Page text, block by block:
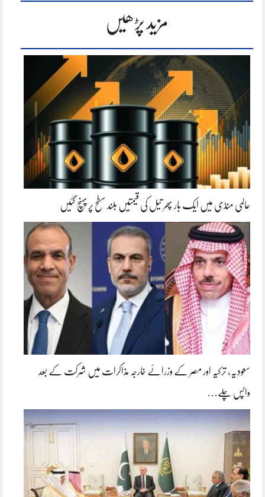
مزید پڑھیں
عالمی منڈی میں ایک بار پھر تیل کی قیمتیں بلند سطح پر پہنچ گئیں
سعودیہ، ترکیہ اور مصر کے وزرائے خارجہ مذاکرات میں شرکت کے بعد
واپس چلے…